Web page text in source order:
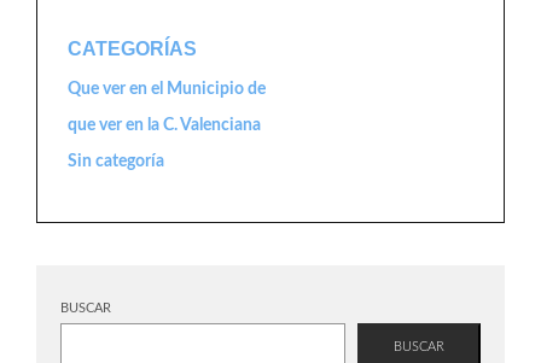
CATEGORÍAS
Que ver en el Municipio de
que ver en la C. Valenciana
Sin categoría
BUSCAR
BUSCAR